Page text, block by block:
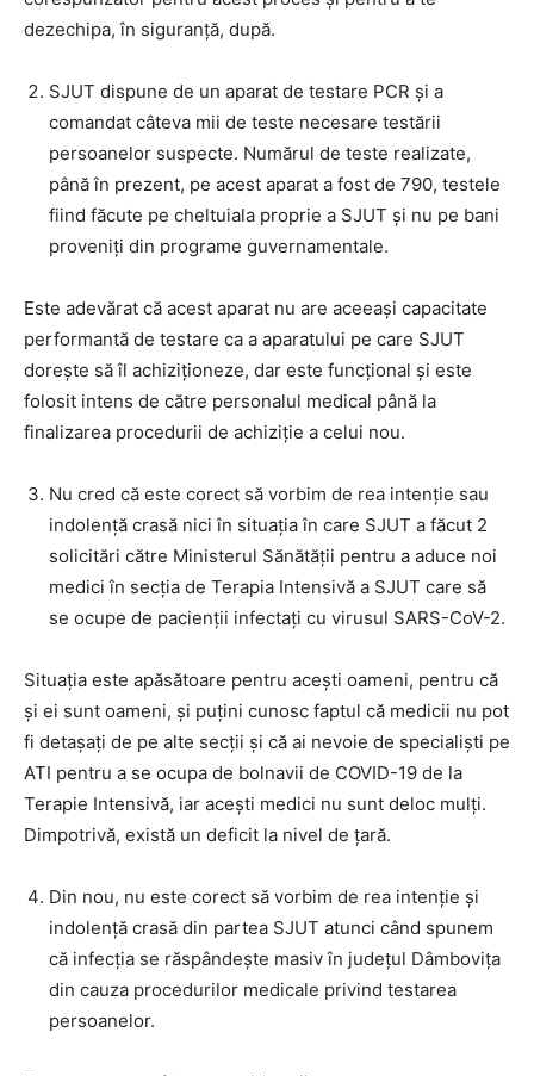
dezechipa, în siguranță, după.
SJUT dispune de un aparat de testare PCR și a
comandat câteva mii de teste necesare testării
persoanelor suspecte. Numărul de teste realizate,
până în prezent, pe acest aparat a fost de 790, testele
fiind făcute pe cheltuiala proprie a SJUT și nu pe bani
proveniți din programe guvernamentale.
Este adevărat că acest aparat nu are aceeași capacitate
performantă de testare ca a aparatului pe care SJUT
dorește să îl achiziționeze, dar este funcțional și este
folosit intens de către personalul medical până la
finalizarea procedurii de achiziție a celui nou.
Nu cred că este corect să vorbim de rea intenție sau
indolență crasă nici în situația în care SJUT a făcut 2
solicitări către Ministerul Sănătății pentru a aduce noi
medici în secția de Terapia Intensivă a SJUT care să
se ocupe de pacienții infectați cu virusul SARS-CoV-2.
Situația este apăsătoare pentru acești oameni, pentru că
și ei sunt oameni, și puțini cunosc faptul că medicii nu pot
fi detașați de pe alte secții și că ai nevoie de specialiști pe
ATI pentru a se ocupa de bolnavii de COVID-19 de la
Terapie Intensivă, iar acești medici nu sunt deloc mulți.
Dimpotrivă, există un deficit la nivel de țară.
Din nou, nu este corect să vorbim de rea intenție și
indolență crasă din partea SJUT atunci când spunem
că infecția se răspândește masiv în județul Dâmbovița
din cauza procedurilor medicale privind testarea
persoanelor.